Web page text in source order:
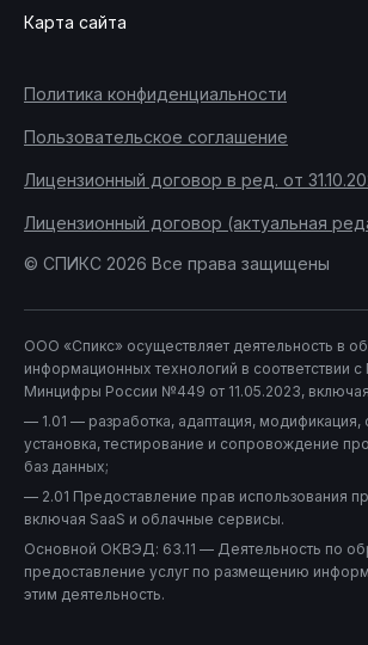
Карта сайта
Политика конфиденциальности
Пользовательское соглашение
Лицензионный договор в ред. от
Лицензионный договор (актуальная
© СПИКС 2026 Все права защищены
ООО «Спикс» осуществляет деятельность в
информационных технологий в соответствии с
Минцифры России №449 от 11.05.2023,
— 1.01 — разработка, адаптация, модификация,
установка, тестирование и сопровождение
баз данных;
— 2.01 Предоставление прав использования
включая SaaS и облачные сервисы.
Основной ОКВЭД: 63.11 — Деятельность по
предоставление услуг по размещению
этим деятельность.